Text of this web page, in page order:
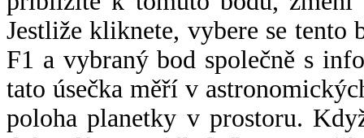
Jestliže kliknete, vybere se tento
F1 a vybraný bod společně s
tato úsečka měří v
poloha planetky v prostoru.